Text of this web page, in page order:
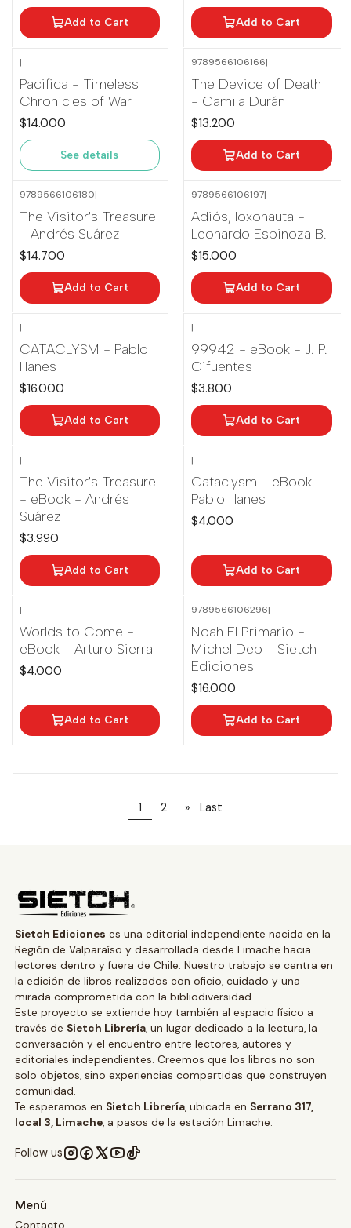
Add to Cart Add to Cart
|
Pacifica - Timeless
Chronicles of War
$14.000
See details
9789566106166|
The Device of Death
- Camila Durán
$13.200
Add to Cart
9789566106180|
The Visitor's Treasure
- Andrés Suárez
$14.700
Add to Cart
9789566106197|
Adiós, loxonauta -
Leonardo Espinoza B.
$15.000
Add to Cart
|
CATACLYSM - Pablo
Illanes
$16.000
Add to Cart
|
99942 - eBook - J. P.
Cifuentes
$3.800
Add to Cart
|
The Visitor's Treasure
- eBook - Andrés
Suárez
$3.990
Add to Cart
|
Cataclysm - eBook -
Pablo Illanes
$4.000
Add to Cart
|
Worlds to Come -
eBook - Arturo Sierra
$4.000
Add to Cart
9789566106296|
Noah El Primario -
Michel Deb - Sietch
Ediciones
$16.000
Add to Cart
1 2 » Last
Sietch Ediciones es una editorial independiente nacida en la
Región de Valparaíso y desarrollada desde Limache hacia
lectores dentro y fuera de Chile. Nuestro trabajo se centra en
la edición de libros realizados con oficio, cuidado y una
mirada comprometida con la bibliodiversidad.
Este proyecto se extiende hoy también al espacio físico a
través de Sietch Librería, un lugar dedicado a la lectura, la
conversación y el encuentro entre lectores, autores y
editoriales independientes. Creemos que los libros no son
solo objetos, sino experiencias compartidas que construyen
comunidad.
Te esperamos en Sietch Librería, ubicada en Serrano 317,
local 3, Limache, a pasos de la estación Limache.
Follow us
Menú
Contacto